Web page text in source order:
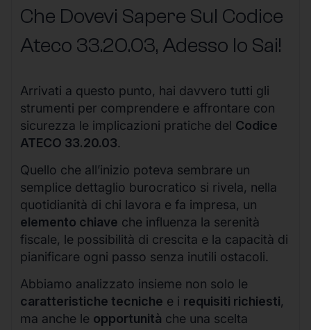
Che Dovevi Sapere Sul Codice
Ateco 33.20.03, Adesso lo Sai!
Arrivati a questo punto, hai davvero tutti gli
strumenti per comprendere e affrontare con
sicurezza le implicazioni pratiche del Codice
ATECO 33.20.03.
Quello che all’inizio poteva sembrare un
semplice dettaglio burocratico si rivela, nella
quotidianità di chi lavora e fa impresa, un
elemento chiave che influenza la serenità
fiscale, le possibilità di crescita e la capacità di
pianificare ogni passo senza inutili ostacoli.
Abbiamo analizzato insieme non solo le
caratteristiche tecniche e i requisiti richiesti,
ma anche le opportunità che una scelta